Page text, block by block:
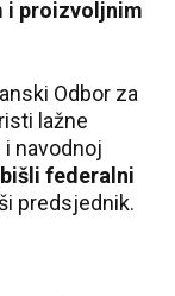
i proizvoljnim
Odbor za
lažne
navodnoj
federalni
predsjednik.